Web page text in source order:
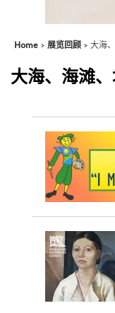
Home 展览回顾 大海
大海、海滩